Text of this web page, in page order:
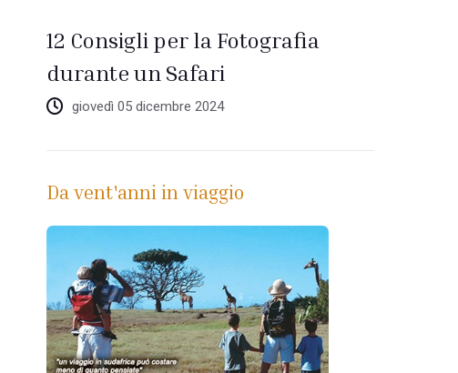
12 Consigli per la Fotografia
durante un Safari
giovedì 05 dicembre 2024
Da vent'anni in viaggio